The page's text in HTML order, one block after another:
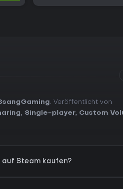
. Veröffentlicht von
, Single-player, Custom
auf Steam kaufen?